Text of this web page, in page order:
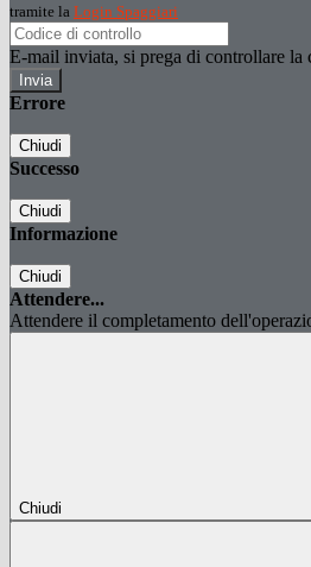
tramite la Login Spaggiari
E-mail inviata, si prega di controllare la
Errore
Chiudi
Successo
Chiudi
Informazione
Chiudi
Attendere...
Attendere il completamento
Chiudi